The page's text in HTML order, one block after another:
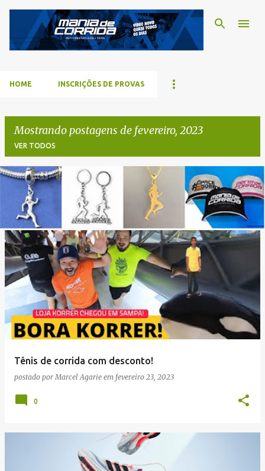
Pular para o conteúdo
HOME INSCRIÇÕES DE PROVAS
Mostrando postagens de fevereiro, 2023
VER TODOS
t
a
g
e
Tênis de corrida com desconto!
postado porMarcel Agarie em fevereiro 23, 2023
0